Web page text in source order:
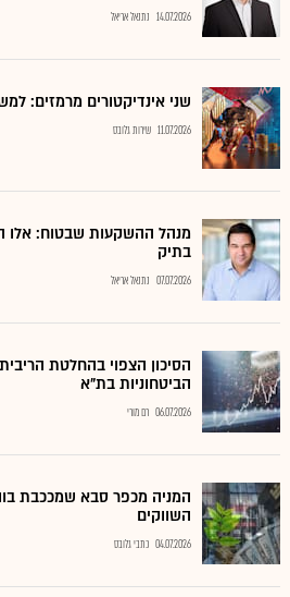
14.07.2026 נתנאל אריאל
שני אינדיקטורים מרמזים:
11.07.2026 שירות גלובס
מנהל ההשקעות שבטוח: אלו
בתיק
07.07.2026 נתנאל אריאל
הסיכון הצפוי בהחלטת
הביטחוניות בת"א
06.07.2026 רם מורי
המניה מכפר סבא שמככבת
השווקים
04.07.2026 כתבי גלובס